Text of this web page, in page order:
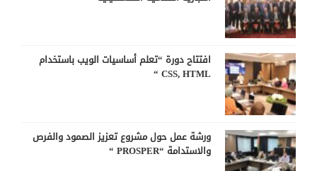
افتتاح دورة “تعلم أساسيات الويب باستخدام
CSS, HTML “
ورشة عمل حول مشروع تعزيز الصمود والفرص
والاستدامة “PROSPER “